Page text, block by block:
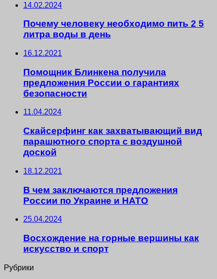
14.02.2024
Почему человеку необходимо пить 2 5
литра воды в день
16.12.2021
Помощник Блинкена получила
предложения России о гарантиях
безопасности
11.04.2024
Скайсерфинг как захватывающий вид
парашютного спорта с воздушной
доской
18.12.2021
В чем заключаются предложения
России по Украине и НАТО
25.04.2024
Восхождение на горные вершины как
искусство и спорт
Рубрики